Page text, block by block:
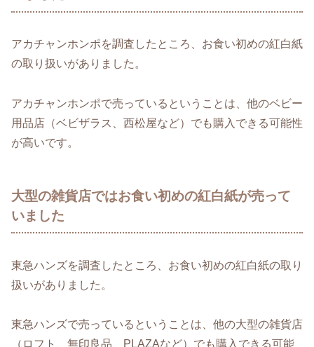
アカチャンホンポを調査したところ、お食い初めの紅白紙
の取り扱いがありました。
アカチャンホンポで売っているということは、他のベビー
用品店（ベビザラス、西松屋など）でも購入できる可能性
が高いです。
大型の雑貨店ではお食い初めの紅白紙が売って
いました
東急ハンズを調査したところ、お食い初めの紅白紙の取り
扱いがありました。
東急ハンズで売っているということは、他の大型の雑貨店
（ロフト、無印良品、PLAZAなど）でも購入できる可能